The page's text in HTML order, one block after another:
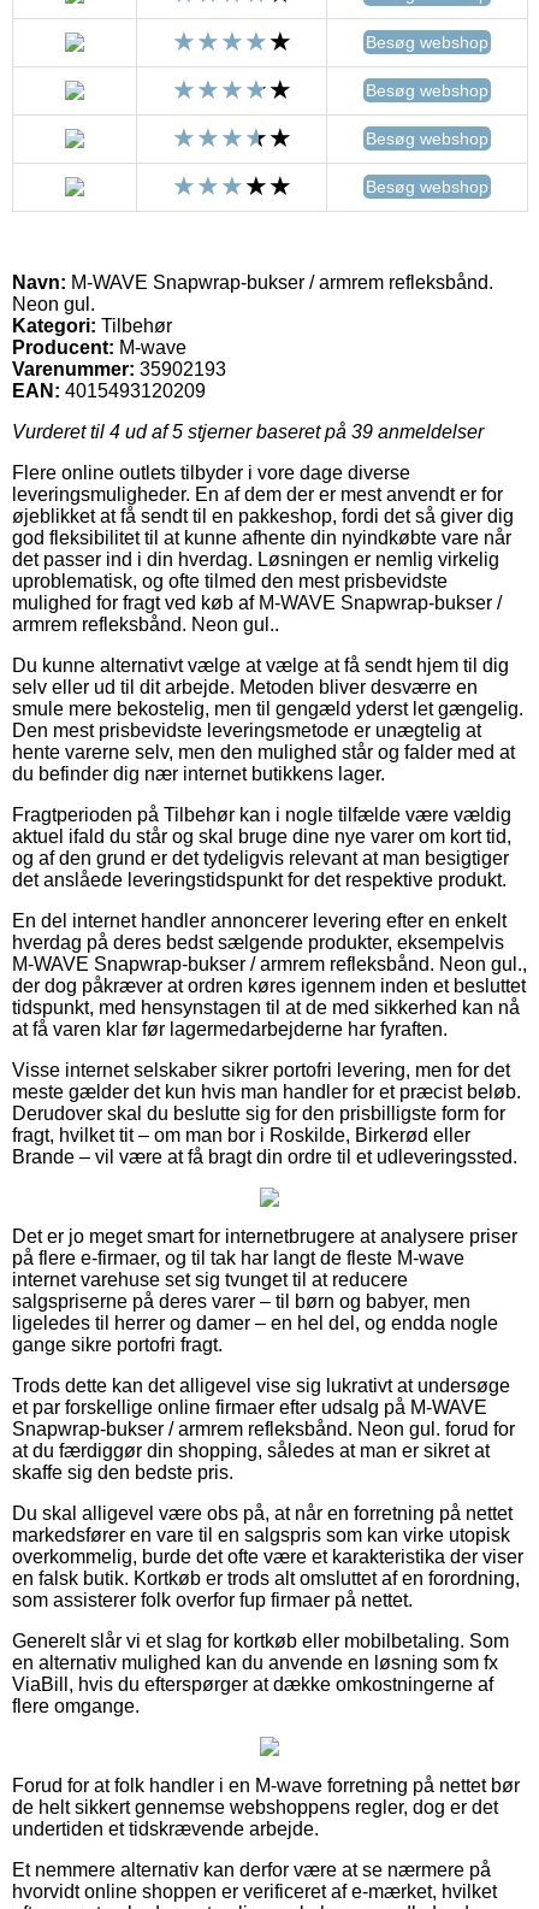
Besøg webshop
Besøg webshop
Besøg webshop
Besøg webshop
Navn: M-WAVE Snapwrap-bukser / armrem refleksbånd.
Neon gul.
Kategori: Tilbehør
Producent: M-wave
Varenummer: 35902193
EAN: 4015493120209
Vurderet til 4 ud af 5 stjerner baseret på 39 anmeldelser
Flere online outlets tilbyder i vore dage diverse
leveringsmuligheder. En af dem der er mest anvendt er for
øjeblikket at få sendt til en pakkeshop, fordi det så giver dig
god fleksibilitet til at kunne afhente din nyindkøbte vare når
det passer ind i din hverdag. Løsningen er nemlig virkelig
uproblematisk, og ofte tilmed den mest prisbevidste
mulighed for fragt ved køb af M-WAVE Snapwrap-bukser /
armrem refleksbånd. Neon gul..
Du kunne alternativt vælge at vælge at få sendt hjem til dig
selv eller ud til dit arbejde. Metoden bliver desværre en
smule mere bekostelig, men til gengæld yderst let gængelig.
Den mest prisbevidste leveringsmetode er unægtelig at
hente varerne selv, men den mulighed står og falder med at
du befinder dig nær internet butikkens lager.
Fragtperioden på Tilbehør kan i nogle tilfælde være vældig
aktuel ifald du står og skal bruge dine nye varer om kort tid,
og af den grund er det tydeligvis relevant at man besigtiger
det anslåede leveringstidspunkt for det respektive produkt.
En del internet handler annoncerer levering efter en enkelt
hverdag på deres bedst sælgende produkter, eksempelvis
M-WAVE Snapwrap-bukser / armrem refleksbånd. Neon gul.,
der dog påkræver at ordren køres igennem inden et besluttet
tidspunkt, med hensynstagen til at de med sikkerhed kan nå
at få varen klar før lagermedarbejderne har fyraften.
Visse internet selskaber sikrer portofri levering, men for det
meste gælder det kun hvis man handler for et præcist beløb.
Derudover skal du beslutte sig for den prisbilligste form for
fragt, hvilket tit – om man bor i Roskilde, Birkerød eller
Brande – vil være at få bragt din ordre til et udleveringssted.
Det er jo meget smart for internetbrugere at analysere priser
på flere e-firmaer, og til tak har langt de fleste M-wave
internet varehuse set sig tvunget til at reducere
salgspriserne på deres varer – til børn og babyer, men
ligeledes til herrer og damer – en hel del, og endda nogle
gange sikre portofri fragt.
Trods dette kan det alligevel vise sig lukrativt at undersøge
et par forskellige online firmaer efter udsalg på M-WAVE
Snapwrap-bukser / armrem refleksbånd. Neon gul. forud for
at du færdiggør din shopping, således at man er sikret at
skaffe sig den bedste pris.
Du skal alligevel være obs på, at når en forretning på nettet
markedsfører en vare til en salgspris som kan virke utopisk
overkommelig, burde det ofte være et karakteristika der viser
en falsk butik. Kortkøb er trods alt omsluttet af en forordning,
som assisterer folk overfor fup firmaer på nettet.
Generelt slår vi et slag for kortkøb eller mobilbetaling. Som
en alternativ mulighed kan du anvende en løsning som fx
ViaBill, hvis du efterspørger at dække omkostningerne af
flere omgange.
Forud for at folk handler i en M-wave forretning på nettet bør
de helt sikkert gennemse webshoppens regler, dog er det
undertiden et tidskrævende arbejde.
Et nemmere alternativ kan derfor være at se nærmere på
hvorvidt online shoppen er verificeret af e-mærket, hvilket